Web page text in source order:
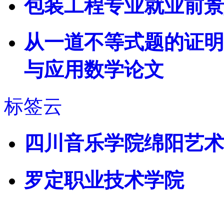
包装工程专业就业前
从一道不等式题的证
与应用数学论文
标签云
四川音乐学院绵阳艺
罗定职业技术学院